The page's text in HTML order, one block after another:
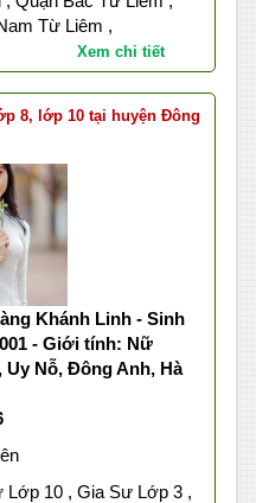
Từ Liêm ,
Xem chi tiết
8, lớp 10 tại huyện Đông
Khánh Linh - Sinh
- Giới tính: Nữ
Uy Nỗ, Đông Anh, Hà
Lớp 10 , Gia Sư Lớp 3 ,